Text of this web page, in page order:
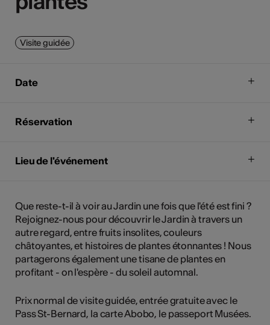
Visite guidée
Date
Réservation
Lieu de l'événement
Que reste-t-il à voir au Jardin une fois que l'été est fini ?
Rejoignez-nous pour découvrir le Jardin à travers un
autre regard, entre fruits insolites, couleurs
châtoyantes, et histoires de plantes étonnantes ! Nous
partagerons également une tisane de plantes en
profitant - on l'espère - du soleil automnal.
Prix normal de visite guidée, entrée gratuite avec le
Pass St-Bernard, la carte Abobo, le passeport Musées.